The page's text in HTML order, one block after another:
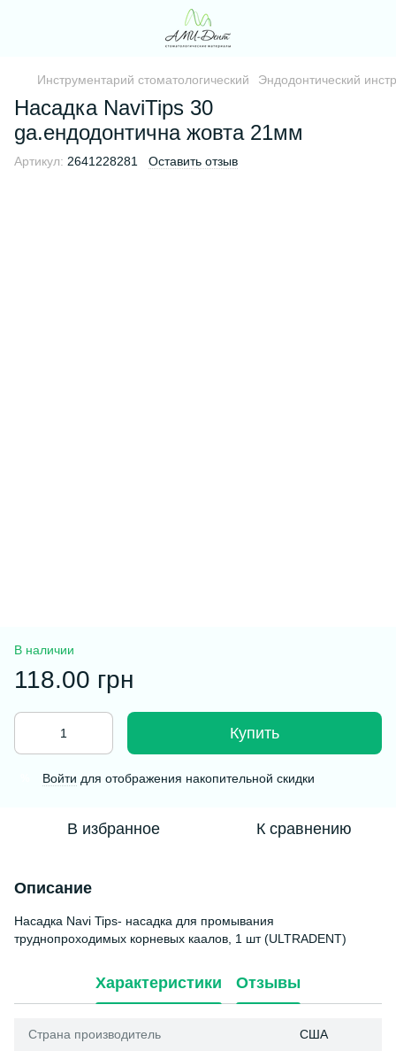
Инструментарий стоматологический Эндодонтический
Насадка NaviTips 30
ga.ендодонтична жовта 21мм
Артикул: 2641228281 Оставить отзыв
В наличии
118.00 грн
Купить
Войти для отображения накопительной скидки
В избранное К сравнению
Описание
Насадка Navi Tips- насадка для промывания
труднопроходимых корневых каалов, 1 шт (ULTRADENT)
Характеристики Отзывы
Страна производитель США